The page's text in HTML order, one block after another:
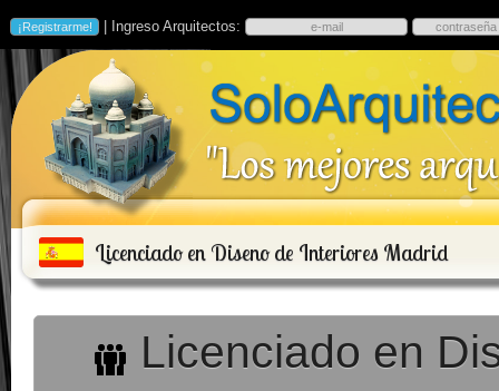
| Ingreso Arquitectos:
Licenciado en Diseno de Interiores Madrid
Licenciado en